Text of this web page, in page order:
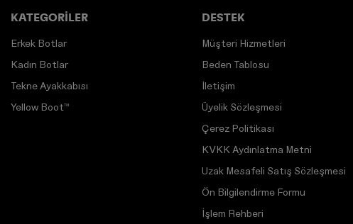
KATEGORİLER
Erkek Botlar
Kadın Botlar
Tekne Ayakkabısı
Yellow Boot™
DESTEK
Müşteri Hizmetleri
Beden Tablosu
İletişim
Üyelik Sözleşmesi
Çerez Politikası
KVKK Aydınlatma Metni
Uzak Mesafeli Satış Sözleşmesi
Ön Bilgilendirme Formu
İşlem Rehberi